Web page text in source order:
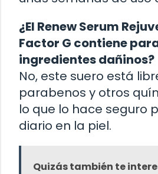
¿El Renew Serum
Factor G contiene
ingredientes dañinos?
No, este suero está
parabenos y otros
lo que lo hace seguro
diario en la piel.
Quizás también te